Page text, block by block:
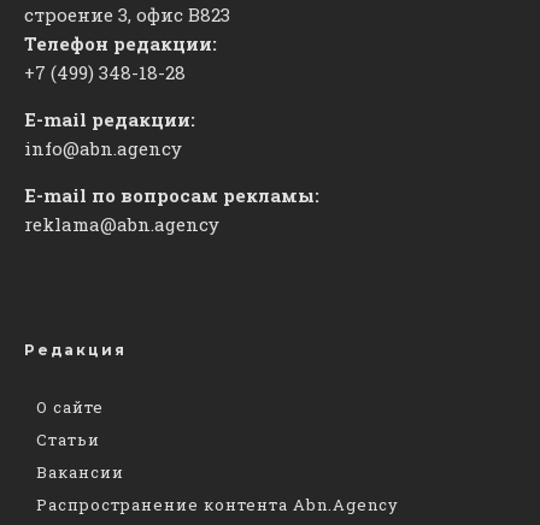
строение 3, офис ​В823
Телефон редакции:
+7 (499) 348-18-28
E-mail редакции:
info@abn.agency
E-mail по вопросам рекламы:
reklama@abn.agency
Редакция
О сайте
Статьи
Вакансии
Распространение контента Abn.Agency